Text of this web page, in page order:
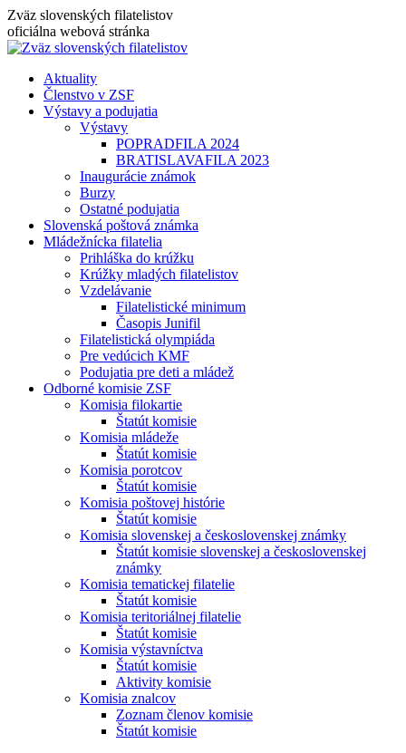
Skip
to
content
Zväz slovenských filatelistov
oficiálna webová stránka
Aktuality
Členstvo v ZSF
Výstavy a podujatia
Výstavy
POPRADFILA 2024
BRATISLAVAFILA 2023
Inaugurácie známok
Burzy
Ostatné podujatia
Slovenská poštová známka
Mládežnícka filatelia
Prihláška do krúžku
Krúžky mladých filatelistov
Vzdelávanie
Filatelistické minimum
Časopis Junifil
Filatelistická olympiáda
Pre vedúcich KMF
Podujatia pre deti a mládež
Odborné komisie ZSF
Komisia filokartie
Štatút komisie
Komisia mládeže
Štatút komisie
Komisia porotcov
Štatút komisie
Komisia poštovej histórie
Štatút komisie
Komisia slovenskej a československej známky
Štatút komisie slovenskej a československej
známky
Komisia tematickej filatelie
Štatút komisie
Komisia teritoriálnej filatelie
Štatút komisie
Komisia výstavníctva
Štatút komisie
Aktivity komisie
Komisia znalcov
Zoznam členov komisie
Štatút komisie